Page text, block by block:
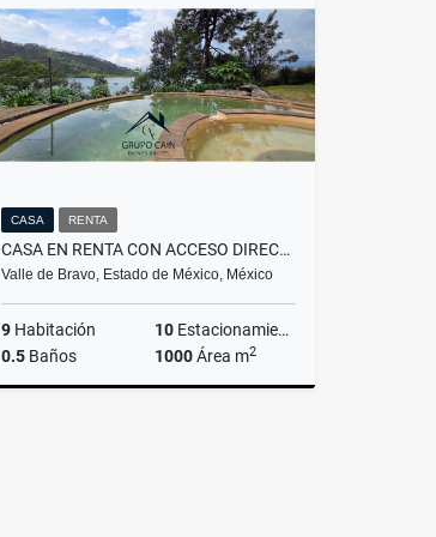
$9,100,000
CASA RENTA
CASA EN RENTA CON ACCESO DIRECTO AL LAGO
Valle de Bravo, Estado de México, México
9 Habitación 10 Estacionamiento
0.5 Baños 1000Área m2